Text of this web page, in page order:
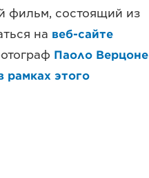
фильм, состоящий из
на веб-сайте
Паоло Верцоне
рамках этого